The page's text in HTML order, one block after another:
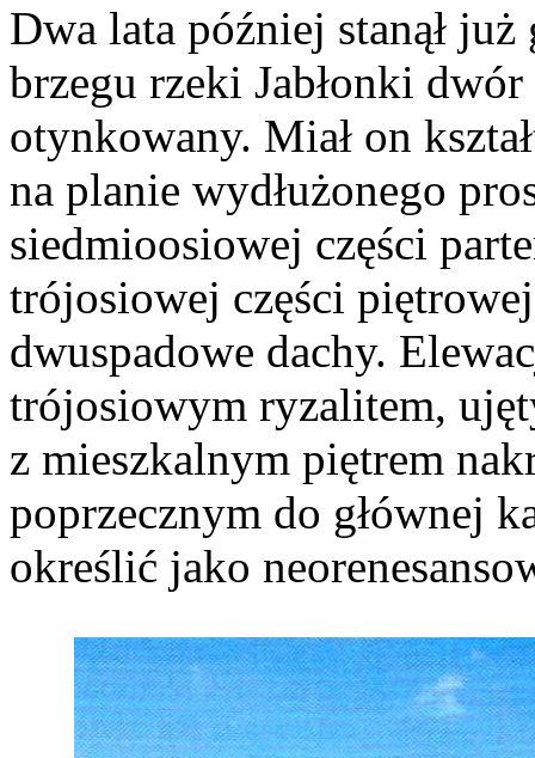
Dwa lata później stanął
brzegu rzeki Jabłonki
otynkowany. Miał on
na planie wydłużonego
siedmioosiowej części
trójosiowej części
dwuspadowe dachy.
trójosiowym ryzalitem,
z mieszkalnym piętrem
poprzecznym do głównej
określić jako